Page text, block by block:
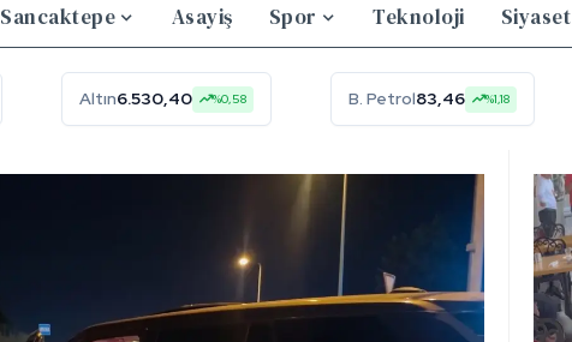
Sancaktepe Asayiş Spor Teknoloji Siyaset
Altın6.530,40 %0,58 B. Petrol83,46 %1,18